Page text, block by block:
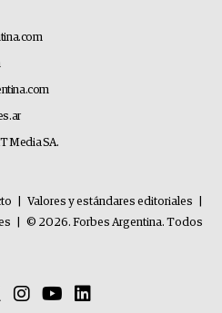
Media SA.
Valores y estándares editoriales
© 2026. Forbes Argentina. Todos